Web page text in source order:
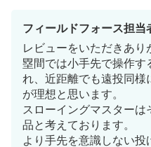
フィールドフォース担当
レビューをいただきあり
塁間では小手先で操作す
れ、近距離でも遠投同様
が理想と思います。
スローイングマスター
品と考えております。
より手先を意識しない